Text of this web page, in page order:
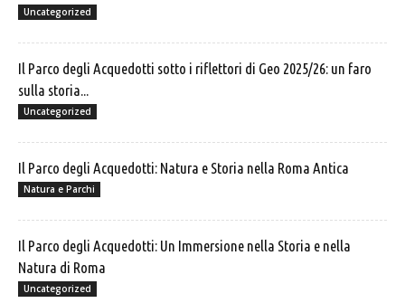
Uncategorized
Il Parco degli Acquedotti sotto i riflettori di Geo 2025/26: un faro
sulla storia...
Uncategorized
Il Parco degli Acquedotti: Natura e Storia nella Roma Antica
Natura e Parchi
Il Parco degli Acquedotti: Un Immersione nella Storia e nella
Natura di Roma
Uncategorized